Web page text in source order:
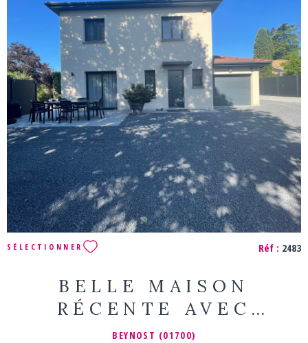
VOIR LE BIEN
SÉLECTIONNER Réf : 2483
BELLE MAISON
RÉCENTE AVEC
PISCINE
BEYNOST (01700)